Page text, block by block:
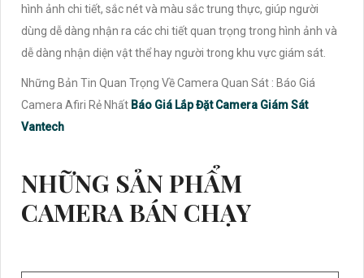
hình ảnh chi tiết, sắc nét và màu sắc trung thực, giúp người
dùng dễ dàng nhận ra các chi tiết quan trọng trong hình ảnh và
dễ dàng nhận diện vật thể hay người trong khu vực giám sát.
Những Bản Tin Quan Trọng Về Camera Quan Sát : Báo Giá
Camera Afiri Rẻ Nhất Báo Giá Lắp Đặt Camera Giám Sát
Vantech
NHỮNG SẢN PHẨM
CAMERA BÁN CHẠY